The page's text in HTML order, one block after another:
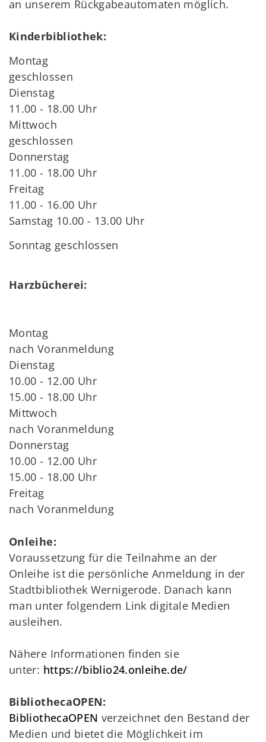
an unserem Rückgabeautomaten möglich.
Kinderbibliothek:
Montag
geschlossen
Dienstag
11.00 - 18.00 Uhr
Mittwoch
geschlossen
Donnerstag
11.00 - 18.00 Uhr
Freitag
11.00 - 16.00 Uhr
Samstag 10.00 - 13.00 Uhr
Sonntag geschlossen
Harzbücherei:
Montag
nach Voranmeldung
Dienstag
10.00 - 12.00 Uhr
15.00 - 18.00 Uhr
Mittwoch
nach Voranmeldung
Donnerstag
10.00 - 12.00 Uhr
15.00 - 18.00 Uhr
Freitag
nach Voranmeldung
Onleihe:
Voraussetzung für die Teilnahme an der
Onleihe ist die persönliche Anmeldung in der
Stadtbibliothek Wernigerode. Danach kann
man unter folgendem Link digitale Medien
ausleihen.
Nähere Informationen finden sie
unter: https://biblio24.onleihe.de/
BibliothecaOPEN:
BibliothecaOPEN verzeichnet den Bestand der
Medien und bietet die Möglichkeit im